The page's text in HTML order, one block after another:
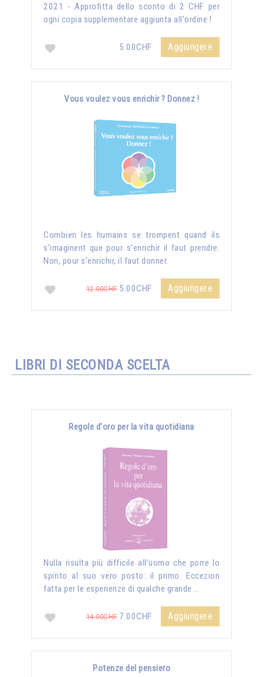
2021 - Approfitta dello sconto di 2 CHF per
ogni copia supplementare aggiunta all'ordine !
5.00CHF Aggiungere
Vous voulez vous enrichir ? Donnez !
Combien les humains se trompent quand ils
s’imaginent que pour s’enrichir il faut prendre.
Non, pour s’enrichir, il faut donner.
12.00CHF5.00CHF Aggiungere
LIBRI DI SECONDA SCELTA
Regole d'oro per la vita quotidiana
Nulla risulta più difficile all’uomo che porre lo
spirito al suo vero posto: il primo. Eccezion
fatta per le esperienze di qualche grande …
14.00CHF7.00CHF Aggiungere
Potenze del pensiero